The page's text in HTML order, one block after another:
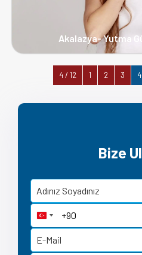
Akalazya- Yutma
4 / 12 1 2 3 4
Bize
Turkey +90